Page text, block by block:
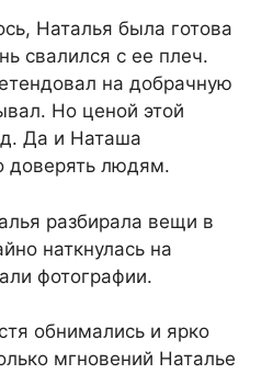
Наталья была готова
свалился с ее плеч.
на добрачную
Но ценой этой
Да и Наташа
доверять людям.​
разбирала вещи в
наткнулась на
фотографии.
обнимались и ярко
мгновений Наталье